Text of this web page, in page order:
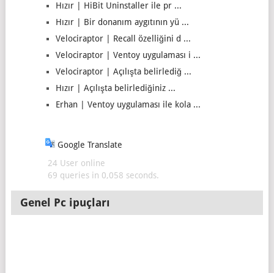
Hızır | HiBit Uninstaller ile pr ...
Hızır | Bir donanım aygıtının yü ...
Velociraptor | Recall özelliğini d ...
Velociraptor | Ventoy uygulaması i ...
Velociraptor | Açılışta belirlediğ ...
Hızır | Açılışta belirlediğiniz ...
Erhan | Ventoy uygulaması ile kola ...
Google Translate
24 User online
69 queries in 0,058 seconds.
Genel Pc ipuçları